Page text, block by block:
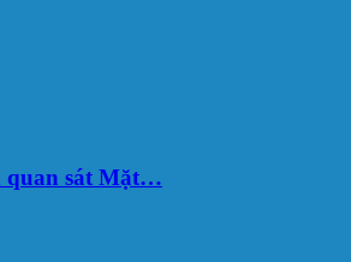
quan sát Mặt…